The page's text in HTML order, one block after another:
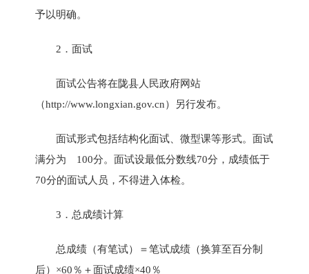
予以明确。
2．面试
面试公告将在陇县人民政府网站
（http://www.longxian.gov.cn）另行发布。
面试形式包括结构化面试、微型课等形式。面试
满分为 100分。面试设最低分数线70分，成绩低于
70分的面试人员，不得进入体检。
3．总成绩计算
总成绩（有笔试）＝笔试成绩（换算至百分制
后）×60％＋面试成绩×40％